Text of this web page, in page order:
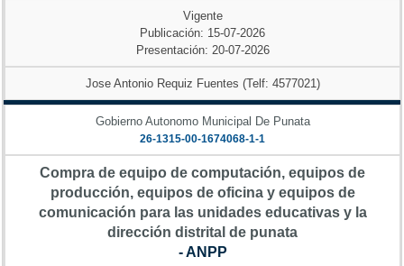
Vigente
Publicación: 15-07-2026
Presentación: 20-07-2026
Jose Antonio Requiz Fuentes (Telf: 4577021)
Gobierno Autonomo Municipal De Punata
26-1315-00-1674068-1-1
Compra de equipo de computación, equipos de
producción, equipos de oficina y equipos de
comunicación para las unidades educativas y la
dirección distrital de punata
- ANPP